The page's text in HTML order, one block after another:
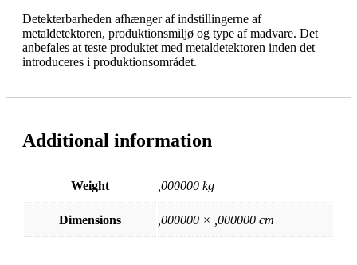
Detekterbarheden afhænger af indstillingerne af
metaldetektoren, produktionsmiljø og type af madvare. Det
anbefales at teste produktet med metaldetektoren inden det
introduceres i produktionsområdet.
Additional information
Weight ,000000 kg
Dimensions ,000000 × ,000000 cm